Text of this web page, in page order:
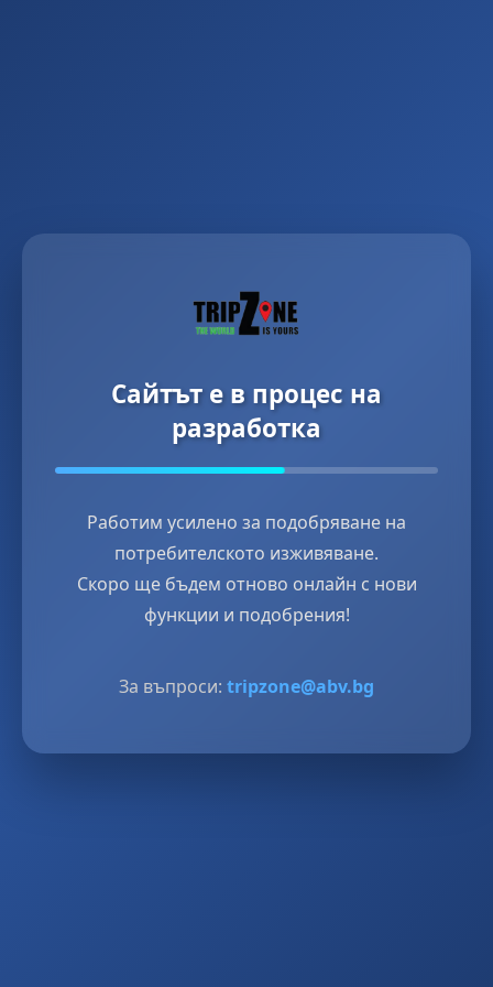
Сайтът е в процес на
разработка
Работим усилено за подобряване на
потребителското изживяване.
Скоро ще бъдем отново онлайн с нови
функции и подобрения!
За въпроси: tripzone@abv.bg